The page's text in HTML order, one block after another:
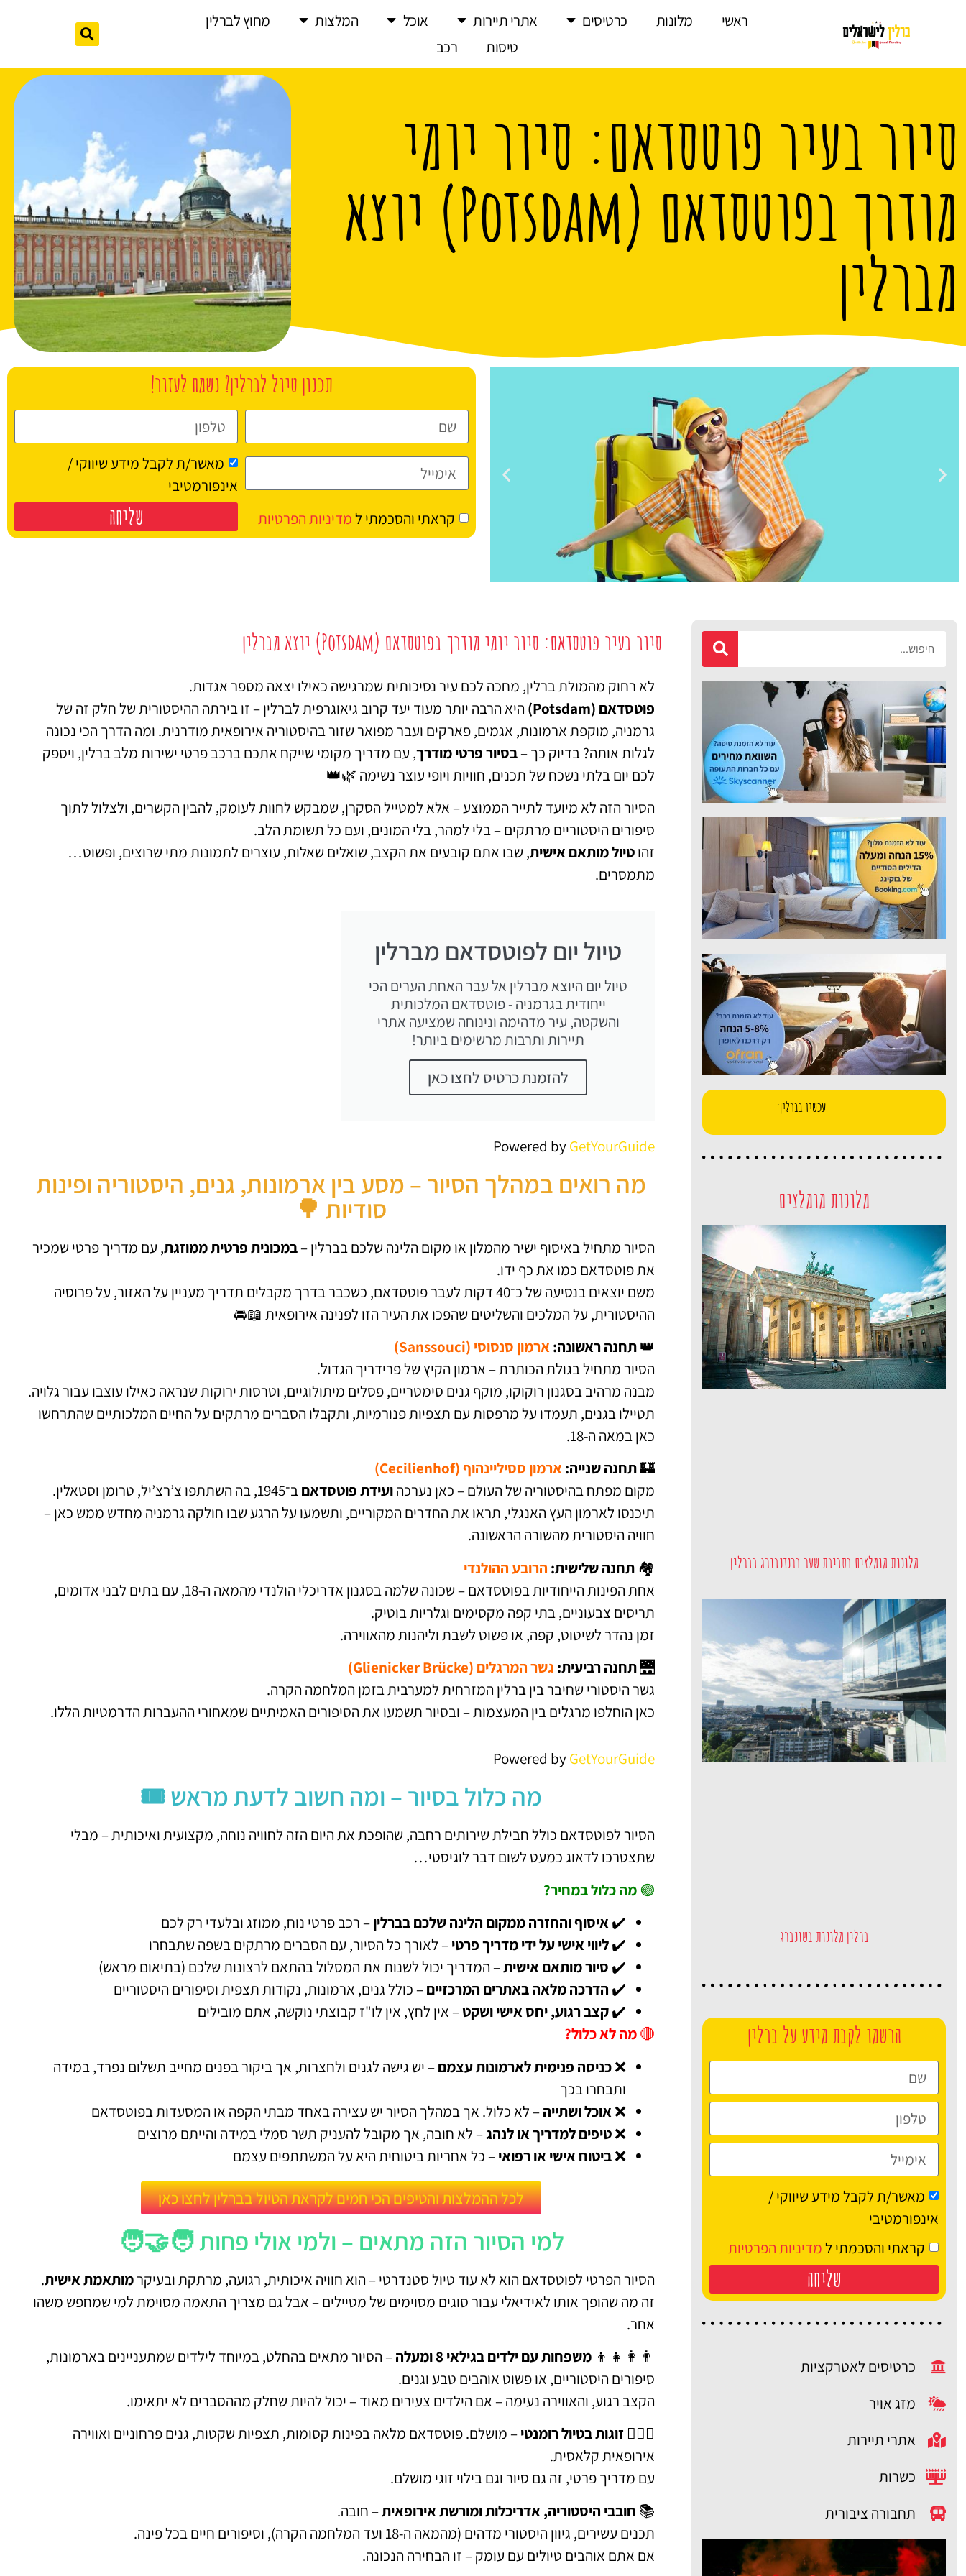
ראשי מלונות כרטיסים אתרי תיירות אוכל המלצות
מחוץ לברלין
טיסות
רכב
סיור בעיר פוטסדאם: סיור יומי
מודרך בפוטסדאם (Potsdam) יוצא
מברלין
לחצו
פה!
מלונות
מציאת מלון
לחצו
פה!
תכנון טיול לברלין? נשמח לעזור!
מאשר/ת לקבל מידע שיווקי /
אינפורמטיבי
קראתי והסכמתי למדיניות הפרטיות שליחה
עכשיו בברלין:
מלונות מומלצים
מלונות מומלצים בסביבת שער ברנדנבורג בברלין
ברלין מלונות בשונברג
הרשמו לקבת מידע על ברלין
מאשר/ת לקבל מידע שיווקי /
אינפורמטיבי
קראתי והסכמתי למדיניות הפרטיות
שליחה
כרטיסים לאטרקציות
מזג אויר
אתרי תיירות
כשרות
תחבורה ציבורית
סיור בעיר פוטסדאם: סיור יומי מודרך בפוטסדאם (Potsdam) יוצא מברלין
לא רחוק מהמולת ברלין, מחכה לכם עיר נסיכותית שמרגישה כאילו יצאה מספר אגדות.
פוטסדאם (Potsdam)
היא הרבה יותר מעוד יעד קרוב גיאוגרפית לברלין – זו בירתה ההיסטורית של חלק זה של
גרמניה, מוקפת ארמונות, אגמים, פארקים ועבר מפואר שזור בהיסטוריה אירופאית מודרנית. ומה הדרך הכי נכונה
לגלות אותה? בדיוק כך –בסיור פרטי מודרך, עם מדריך מקומי שייקח אתכם ברכב פרטי ישירות מלב ברלין, ויספק
לכם יום בלתי נשכח של תכנים, חוויות ויופי עוצר נשימה 🌿👑
הסיור הזה לא מיועד לתייר הממוצע – אלא למטייל הסקרן, שמבקש לחוות לעומק, להבין הקשרים, ולצלול לתוך
סיפורים היסטוריים מרתקים – בלי למהר, בלי המונים, ועם כל תשומת הלב.
זהוטיול מותאם אישית, שבו אתם קובעים את הקצב, שואלים שאלות, עוצרים לתמונות מתי שרוצים, ופשוט…
מתמסרים.
טיול יום לפוטסדאם מברלין
טיול יום היוצא מברלין אל עבר האחת הערים הכי
ייחודית בגרמניה - פוטסדאם המלכותית
והשקטה, עיר מדהימה ונינוחה שמציעה אתרי
תיירות ותרבות מרשימים ביותר!
להזמנת כרטיס לחצו כאן
Powered byGetYourGuide
מה רואים במהלך הסיור – מסע בין ארמונות, גנים, היסטוריה ופינות
סודיות 🌳
הסיור מתחיל באיסוף ישיר מהמלון או מקום הלינה שלכם בברלין –במכונית פרטית ממוזגת, עם מדריך פרטי שמכיר
את פוטסדאם כמו את כף ידו.
משם יוצאים בנסיעה של כ־40 דקות לעבר פוטסדאם, כשכבר בדרך מקבלים תדריך מעניין על האזור, על פרוסיה
ההיסטורית, על המלכים והשליטים שהפכו את העיר הזו לפנינה אירופאית 📖🚘
👑תחנה ראשונה:ארמון סנסוסי (Sanssouci)
הסיור מתחיל בגולת הכותרת – ארמון הקיץ של פרידריך הגדול.
מבנה מרהיב בסגנון רוקוקו, מוקף גנים סימטריים, פסלים מיתולוגיים, וטרסות ירוקות שנראה כאילו עוצבו עבור גלויה.
תטיילו בגנים, תעמדו על מרפסות עם תצפיות פנורמיות, ותקבלו הסברים מרתקים על החיים המלכותיים שהתרחשו
כאן במאה ה-18.
🏰תחנה שנייה:ארמון ססיליינהוף (Cecilienhof)
מקום מפתח בהיסטוריה של העולם – כאן נערכהועידת פוטסדאםב־1945, בה השתתפו צ’רצ’יל, טרומן וסטאלין.
תיכנסו לארמון העץ האנגלי, תראו את החדרים המקוריים, ותשמעו על הרגע שבו חולקה גרמניה מחדש ממש כאן –
חוויה היסטורית מהשורה הראשונה.
🏘️ תחנה שלישית: הרובע ההולנדי
אחת הפינות הייחודיות בפוטסדאם – שכונה שלמה בסגנון אדריכלי הולנדי מהמאה ה-18, עם בתים לבני אדומים,
תריסים צבעוניים, בתי קפה מקסימים וגלריות בוטיק.
זמן נהדר לשיטוט, קפה, או פשוט לשבת וליהנות מהאווירה.
🌉תחנה רביעית: גשר המרגלים (Glienicker Brücke)
גשר היסטורי שחיבר בין ברלין המזרחית למערבית בזמן המלחמה הקרה.
כאן הוחלפו מרגלים בין המעצמות – ובסיור תשמעו את הסיפורים האמיתיים שמאחורי ההעברות הדרמטיות הללו.
Powered byGetYourGuide
מה כלול בסיור – ומה חשוב לדעת מראש 🎟️
הסיור לפוטסדאם כולל חבילת שירותים רחבה, שהופכת את היום הזה לחוויה נוחה, מקצועית ואיכותית – מבלי
שתצטרכו לדאוג כמעט לשום דבר לוגיסטי…
🟢מה כלול במחיר?
✔️איסוף והחזרה ממקום הלינה שלכם בברלין– רכב פרטי נוח, ממוזג ובלעדי רק לכם
✔️ליווי אישי על ידי מדריך פרטי– לאורך כל הסיור, עם הסברים מרתקים בשפה שתבחרו
✔️ סיור מותאם אישית– המדריך יכול לשנות את המסלול בהתאם לרצונות שלכם (בתיאום מראש)
✔️ הדרכה מלאה באתרים המרכזיים– כולל גנים, ארמונות, נקודות תצפית וסיפורים היסטוריים
✔️קצב רגוע, יחס אישי ושקט– אין לחץ, אין לו"ז קבוצתי נוקשה, אתם מובילים
🔴מה לא כלול?
❌כניסה פנימית לארמונות עצמם– יש גישה לגנים ולחצרות, אך ביקור בפנים מחייב תשלום נפרד, במידה
ותבחרו בכך
❌אוכל ושתייה– לא כלול. אך במהלך הסיור יש עצירה באחד מבתי הקפה או המסעדות בפוטסדאם
❌טיפים למדריך או לנהג– לא חובה, אך מקובל להעניק תשר סמלי במידה והייתם מרוצים
❌ביטוח אישי או רפואי– כל אחריות ביטוחית היא על המשתתפים עצמם
לכל ההמלצות והטיפים הכי חמים לקראת הטיול בברלין לחצו כאן
למי הסיור הזה מתאים – ולמי אולי פחות 🧑‍🤝‍🧑
הסיור הפרטי לפוטסדאם הוא לא עוד טיול סטנדרטי – הוא חוויה איכותית, רגועה, מרתקת ובעיקרמותאמת אישית.
זה מה שהופך אותו לאידיאלי עבור סוגים מסוימים של מטיילים – אבל גם מצריך התאמה מסוימת למי שמחפש משהו
אחר.
👨‍👩‍👧‍👦 משפחות עם ילדים בגילאי 8 ומעלה
– הסיור מתאים בהחלט, במיוחד לילדים שמתעניינים בארמונות,
סיפורים היסטוריים, או פשוט אוהבים טבע וגנים.
הקצב רגוע, והאווירה נעימה – אם הילדים צעירים מאוד – יכול להיות שחלק מההסברים לא יתאימו.
👩‍❤️‍👨 זוגות בטיול רומנטי– מושלם. פוטסדאם מלאה בפינות קסומות, תצפיות שקטות, גנים פרחוניים ואווירה
אירופאית קלאסית.
עם מדריך פרטי, זה גם סיור וגם בילוי זוגי מושלם.
📚 חובבי היסטוריה, אדריכלות ומורשת אירופאית– חובה.
תכנים עשירים, גיוון היסטורי מדהים (מהמאה ה-18 ועד המלחמה הקרה), וסיפורים חיים בכל פינה.
אם אתם אוהבים טיולים עם עומק – זו הבחירה הנכונה.